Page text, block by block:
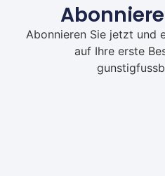
Abonnieren Sie jetzt und
auf Ihre erste